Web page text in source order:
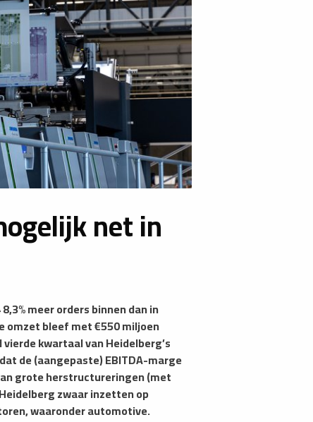
net in
meer orders binnen dan in
omzet bleef met €550 miljoen
kwartaal van Heidelberg’s
de (aangepaste) EBITDA-marge
grote herstructureringen (met
zwaar inzetten op
waaronder automotive.